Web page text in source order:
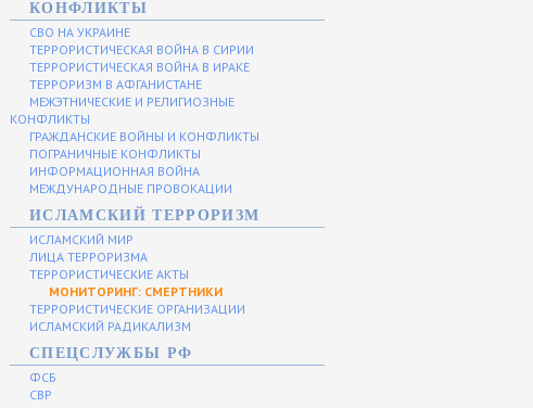
КОНФЛИКТЫ
СВО НА УКРАИНЕ
ТЕРРОРИСТИЧЕСКАЯ ВОЙНА В СИРИИ
ТЕРРОРИСТИЧЕСКАЯ ВОЙНА В ИРАКЕ
ТЕРРОРИЗМ В АФГАНИСТАНЕ
МЕЖЭТНИЧЕСКИЕ И РЕЛИГИОЗНЫЕ
КОНФЛИКТЫ
ГРАЖДАНСКИЕ ВОЙНЫ И КОНФЛИКТЫ
ПОГРАНИЧНЫЕ КОНФЛИКТЫ
ИНФОРМАЦИОННАЯ ВОЙНА
МЕЖДУНАРОДНЫЕ ПРОВОКАЦИИ
ИСЛАМСКИЙ ТЕРРОРИЗМ
ИСЛАМСКИЙ МИР
ЛИЦА ТЕРРОРИЗМА
ТЕРРОРИСТИЧЕСКИЕ АКТЫ
МОНИТОРИНГ: СМЕРТНИКИ
ТЕРРОРИСТИЧЕСКИЕ ОРГАНИЗАЦИИ
ИСЛАМСКИЙ РАДИКАЛИЗМ
СПЕЦСЛУЖБЫ РФ
ФСБ
СВР